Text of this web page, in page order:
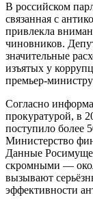
В российском
связанная с
привлекла
чиновников.
значительные
изъятых у
премьер-
Согласно
прокуратурой, в
поступило более
Министерство
Данные
скромными —
вызывают
эффективности